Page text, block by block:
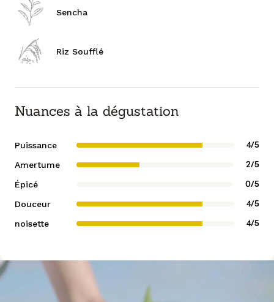
Sencha
Riz Soufflé
Nuances à la dégustation
Puissance
4/5
Amertume
2/5
Épicé
0/5
Douceur
4/5
noisette
4/5